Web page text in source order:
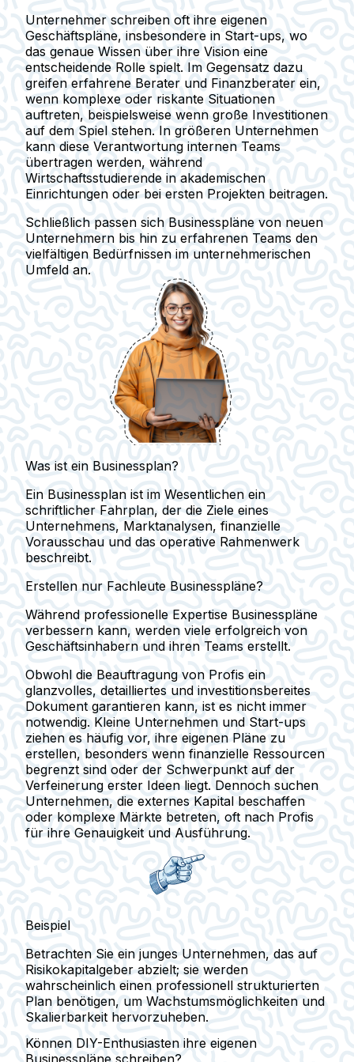
Unternehmer schreiben oft ihre eigenen
Geschäftspläne, insbesondere in Start-ups, wo
das genaue Wissen über ihre Vision eine
entscheidende Rolle spielt. Im Gegensatz dazu
greifen erfahrene Berater und Finanzberater ein,
wenn komplexe oder riskante Situationen
auftreten, beispielsweise wenn große Investitionen
auf dem Spiel stehen. In größeren Unternehmen
kann diese Verantwortung internen Teams
übertragen werden, während
Wirtschaftsstudierende in akademischen
Einrichtungen oder bei ersten Projekten beitragen.
Schließlich passen sich Businesspläne von neuen
Unternehmern bis hin zu erfahrenen Teams den
vielfältigen Bedürfnissen im unternehmerischen
Umfeld an.
Was ist ein Businessplan?
Ein Businessplan ist im Wesentlichen ein
schriftlicher Fahrplan, der die Ziele eines
Unternehmens, Marktanalysen, finanzielle
Vorausschau und das operative Rahmenwerk
beschreibt.
Erstellen nur Fachleute Businesspläne?
Während professionelle Expertise Businesspläne
verbessern kann, werden viele erfolgreich von
Geschäftsinhabern und ihren Teams erstellt.
Obwohl die Beauftragung von Profis ein
glanzvolles, detailliertes und investitionsbereites
Dokument garantieren kann, ist es nicht immer
notwendig. Kleine Unternehmen und Start-ups
ziehen es häufig vor, ihre eigenen Pläne zu
erstellen, besonders wenn finanzielle Ressourcen
begrenzt sind oder der Schwerpunkt auf der
Verfeinerung erster Ideen liegt. Dennoch suchen
Unternehmen, die externes Kapital beschaffen
oder komplexe Märkte betreten, oft nach Profis
für ihre Genauigkeit und Ausführung.
Beispiel
Betrachten Sie ein junges Unternehmen, das auf
Risikokapitalgeber abzielt; sie werden
wahrscheinlich einen professionell strukturierten
Plan benötigen, um Wachstumsmöglichkeiten und
Skalierbarkeit hervorzuheben.
Können DIY-Enthusiasten ihre eigenen
Businesspläne schreiben?